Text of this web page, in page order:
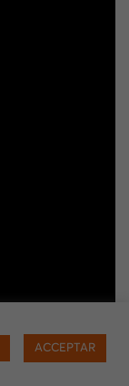
ACCEPTAR